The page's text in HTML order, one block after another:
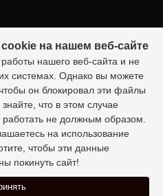
публичной офертой, определяемой
информационный характер.
на нашем веб-сайте
нашего веб-сайта и не
системах. Однако вы можете
он блокировал эти файлы
что в этом случае
работать не должным образом.
на использование
чтобы эти данные
покинуть сайт!